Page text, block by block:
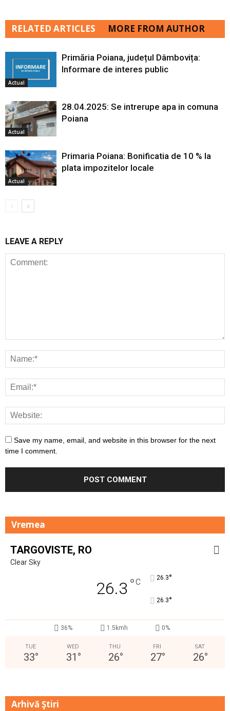
RELATED ARTICLES MORE FROM AUTHOR
Actual
Primăria Poiana, județul Dâmbovița:
Informare de interes public
Actual
28.04.2025: Se intrerupe apa in comuna
Poiana
Actual
Primaria Poiana: Bonificatia de 10 % la
plata impozitelor locale
LEAVE A REPLY
Save my name, email, and website in this browser for the next
time I comment.
Vremea
TARGOVISTE, RO
Clear Sky
26.3 °C 26.3°
26.3°
36% 1.5kmh 0%
TUE
33°
WED
31 °
THU
26°
FRI
27°
SAT
26°
Arhivă Ştiri